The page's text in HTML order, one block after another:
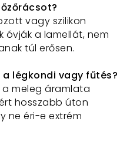
vagy szilikon
a lamellát, nem
túl erősen.
légkondi vagy fűtés?
meleg áramlata
hosszabb úton
ne éri-e extrém